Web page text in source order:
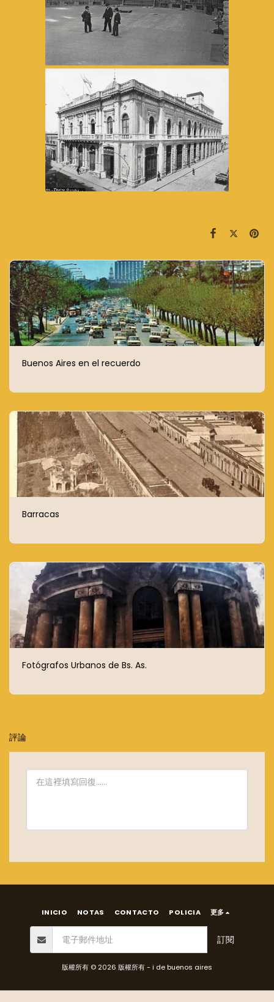
Buenos Aires en el recuerdo
Barracas
Fotógrafos Urbanos de Bs. As.
評論
INICIO NOTAS CONTACTO POLICIA 更多
訂閱
版權所有 © 2026 版權所有 - i de buenos aires